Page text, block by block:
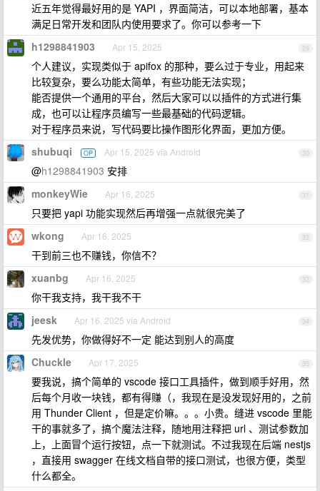
近五年觉得最好用的是 YAPI ，界面简洁，可以本地部署，基本
满足日常开发和团队内使用要求了。你可以参考一下
29
h1298841903 Apr 15, 2025
个人建议，实现类似于 apifox 的那种，要么过于专业，用起来
比较复杂，要么功能太简单，有些功能无法实现；
能否提供一个通用的平台，然后大家可以以插件的方式进行集
成，也可以让程序员编写一些最基础的代码逻辑。
对于程序员来说，写代码要比操作图形化界面，更加方便。
30
shubuqi OP Apr 15, 2025 via Android
@h1298841903 安排
31
monkeyWie Apr 16, 2025
只要把 yapi 功能实现然后再增强一点就很完美了
32
wkong Apr 16, 2025
干到前三也不赚钱，你信不？
33
xuanbg Apr 16, 2025
你干我支持，我干我不干
34
jeesk Apr 16, 2025 via Android
先发优势，你做得好不一定 能达到别人的高度
35
Chuckle Apr 17, 2025
要我说，搞个简单的 vscode 接口工具插件，做到顺手好用，然
后每个月收一块钱，都有得赚（，我现在是没发现好用的，之前
用 Thunder Client ，但是定价嘛。。。小贵。缝进 vscode 里能
干的事就多了，搞个魔法注释，随地用注释把 url 、测试参数加
上，上面冒个运行按钮，点一下就测试。不过我现在后端 nestjs
，直接用 swagger 在线文档自带的接口测试，也很方便，类型
什么都全。